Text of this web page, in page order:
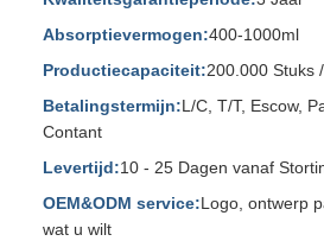
Absorptievermogen:400-1000ml
Productiecapaciteit:200.000 Stuks
Betalingstermijn:L/C, T/T, Escow,
Contant
Levertijd:10 - 25 Dagen vanaf
OEM&ODM service:Logo, ontwerp
wat u wilt